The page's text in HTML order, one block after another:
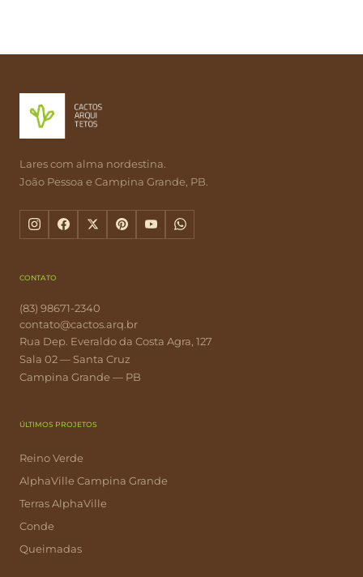
Lares com alma nordestina.
João Pessoa e Campina Grande, PB.
CONTATO
(83) 98671-2340
contato@cactos.arq.br
Rua Dep. Everaldo da Costa Agra, 127
Sala 02 — Santa Cruz
Campina Grande — PB
ÚLTIMOS PROJETOS
Reino Verde
AlphaVille Campina Grande
Terras AlphaVille
Conde
Queimadas